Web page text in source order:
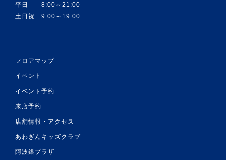
平日 8:00～21:00
土日祝 9:00～19:00
フロアマップ
イベント
イベント予約
来店予約
店舗情報・アクセス
あわぎんキッズクラブ
阿波銀プラザ